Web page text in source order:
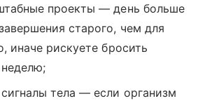
проекты — день больше
старого, чем для
иначе рискуете бросить
неделю;
тела — если организм